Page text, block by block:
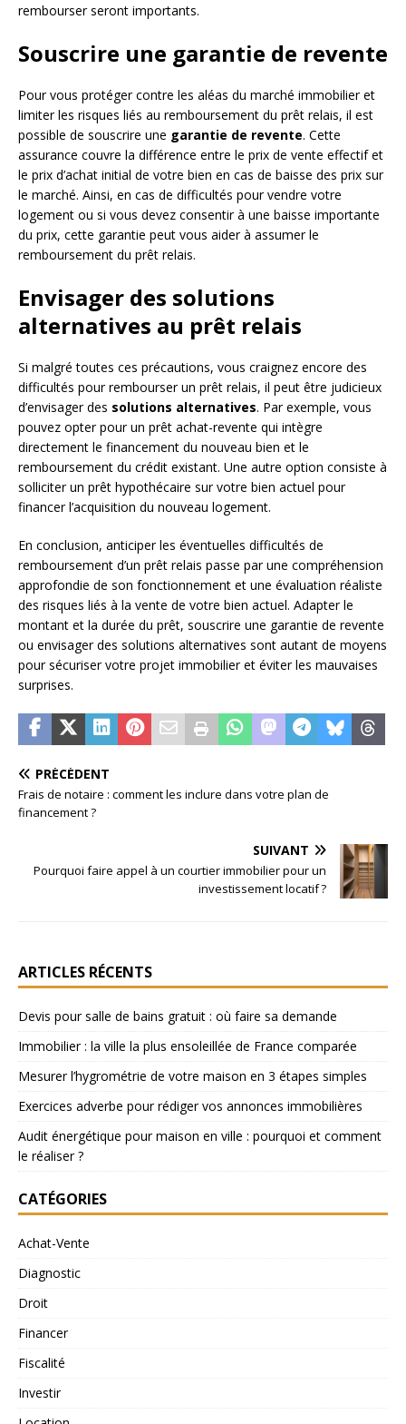
rembourser seront importants.
Souscrire une garantie de revente
Pour vous protéger contre les aléas du marché immobilier et
limiter les risques liés au remboursement du prêt relais, il est
possible de souscrire une garantie de revente. Cette
assurance couvre la différence entre le prix de vente effectif et
le prix d’achat initial de votre bien en cas de baisse des prix sur
le marché. Ainsi, en cas de difficultés pour vendre votre
logement ou si vous devez consentir à une baisse importante
du prix, cette garantie peut vous aider à assumer le
remboursement du prêt relais.
Envisager des solutions
alternatives au prêt relais
Si malgré toutes ces précautions, vous craignez encore des
difficultés pour rembourser un prêt relais, il peut être judicieux
d’envisager des solutions alternatives. Par exemple, vous
pouvez opter pour un prêt achat-revente qui intègre
directement le financement du nouveau bien et le
remboursement du crédit existant. Une autre option consiste à
solliciter un prêt hypothécaire sur votre bien actuel pour
financer l’acquisition du nouveau logement.
En conclusion, anticiper les éventuelles difficultés de
remboursement d’un prêt relais passe par une compréhension
approfondie de son fonctionnement et une évaluation réaliste
des risques liés à la vente de votre bien actuel. Adapter le
montant et la durée du prêt, souscrire une garantie de revente
ou envisager des solutions alternatives sont autant de moyens
pour sécuriser votre projet immobilier et éviter les mauvaises
surprises.
PRÉCÉDENT
Frais de notaire : comment les inclure dans votre plan de
financement ?
SUIVANT
Pourquoi faire appel à un courtier immobilier pour un
investissement locatif ?
ARTICLES RÉCENTS
Devis pour salle de bains gratuit : où faire sa demande
Immobilier : la ville la plus ensoleillée de France comparée
Mesurer l’hygrométrie de votre maison en 3 étapes simples
Exercices adverbe pour rédiger vos annonces immobilières
Audit énergétique pour maison en ville : pourquoi et comment
le réaliser ?
CATÉGORIES
Achat-Vente
Diagnostic
Droit
Financer
Fiscalité
Investir